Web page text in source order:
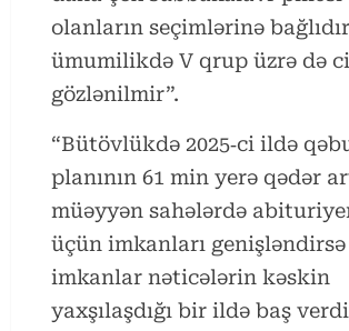
olanların seçimlərinə
ümumilikdə V qrup üzrə də
gözlənilmir”.
“Bütövlükdə 2025‑ci ildə
planının 61 min yerə qədər
müəyyən sahələrdə
üçün imkanları
imkanlar nəticələrin kəskin
yaxşılaşdığı bir ildə baş